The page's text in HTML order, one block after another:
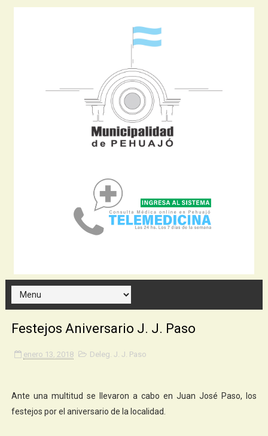
Festejos Aniversario J. J. Paso
enero 13, 2018 Deleg. J. J. Paso
Ante una multitud se llevaron a cabo en Juan José Paso, los
festejos por el aniversario de la localidad.